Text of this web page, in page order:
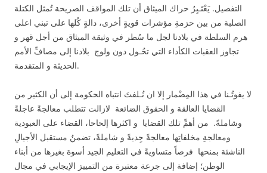
التفصيل. يَعْتَـبِرُ حراك الميثاق أن تلك المواقف الصريحة تُمثل الكتلة
الصلبة من بين حزمةِ مؤشرات قويةٍ أخرى، دالةٍ كُلها على تبني اعلى
هرم السلطة في بلادنا لجل ما سُطر في وثيقة الميثاق من أجل قهر و
تجاوز العقبات الكأداء التي تحُـول دون ولوج بلادنا إلى مصافِّ الأمم
الحديثة و المتقدمة.
لا يفوتُـنا في هذا المِضْمار إلا ان نُـلفتَ انتباه الحكومة إلى أن الكثير من
القضايا العالقة و الحقوق الضائعة لازالت تتطلب معالجةً عاجلةً
وشاملةً. من أهمِّ تلك القضايا و اكثرها إلحاحا، القضاء على العبودية
ومعالجةِ مخلفاتِها معالجةً جِديةً و شاملةً، تضمنُ مستقبل الأجيالِ
الناشئة بمنحها فرصاً متساويةً في التعليم الجيد أسوة بغيرها من أبناء
الوطن؛ إضافة إلى جرعة معتبرة من التمييز الإيجابي في مجال